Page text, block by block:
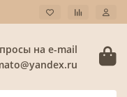
на e-mail